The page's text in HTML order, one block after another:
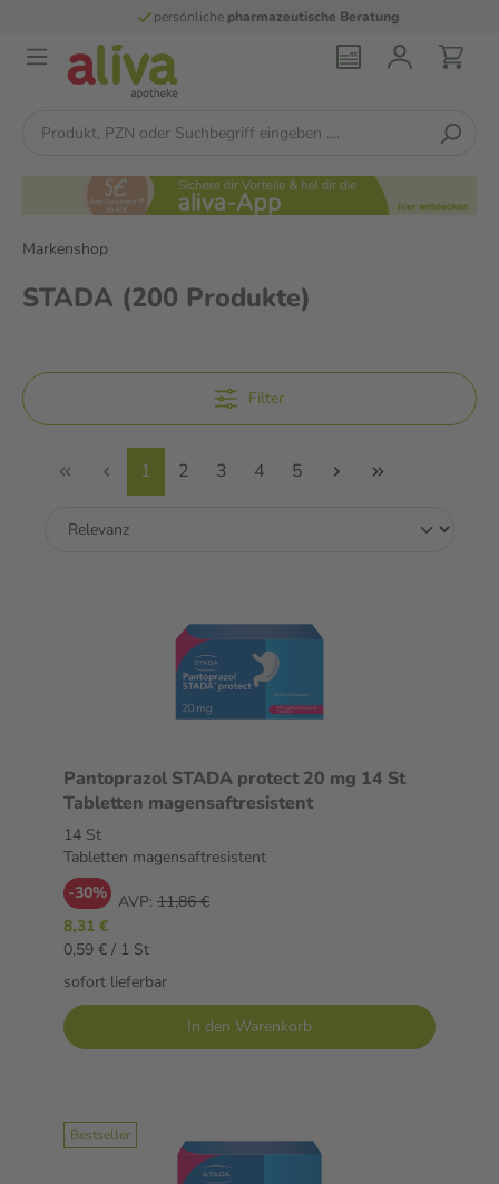
persönlichepharmazeutische Beratung
Markenshop
STADA (200 Produkte)
Filter
1 2 3 4 5
Pantoprazol STADA protect 20 mg 14 St
Tabletten magensaftresistent
14 St
Tabletten magensaftresistent
-30% AVP: 11,86 €
8,31 €
0,59 € / 1 St
sofort lieferbar
In den Warenkorb
Bestseller